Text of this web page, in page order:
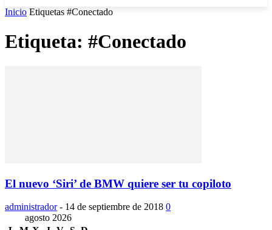
Inicio Etiquetas #Conectado
Etiqueta: #Conectado
El nuevo ‘Siri’ de BMW quiere ser tu copiloto
administrador - 14 de septiembre de 2018 0
agosto 2026